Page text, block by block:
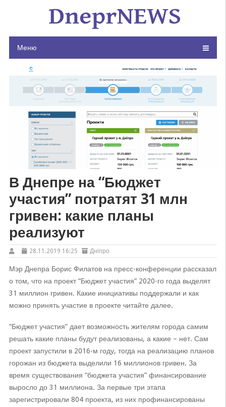
Меню
В Днепре на “Бюджет
участия” потратят 31 млн
гривен: какие планы
реализуют
28.11.2019 16:25 Дніпро
Мэр Днепра Борис Филатов на пресс-конференции рассказал
о том, что на проект “Бюджет участия” 2020-го года выделят
31 миллион гривен. Какие инициативы поддержали и как
можно принять участие в проекте читайте далее.
“Бюджет участия” дает возможность жителям города самим
решать какие планы будут реализованы, а какие – нет. Сам
проект запустили в 2016-м году, тогда на реализацию планов
горожан из бюджета выделили 16 миллионов гривен. За
время существования “бюджета участия” финансирование
выросло до 31 миллиона. За первые три этапа
зарегистрировали 804 проекта, из них профинансированы